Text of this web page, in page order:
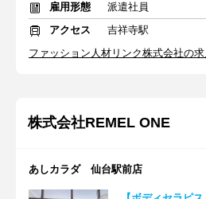
雇用形態
派遣社員
アクセス
吉祥寺駅
ファッション人材リンク株式会社の
株式会社REMEL ONE
あしカラダ 仙台駅前店